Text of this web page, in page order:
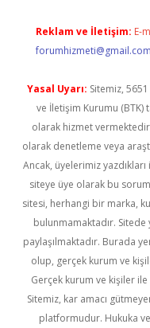
Reklam ve İletişim: E-
forumhizmeti@gmail.com
Yasal Uyarı: Sitemiz,
ve İletişim Kurumu (BTK)
olarak hizmet
olarak denetleme veya
Ancak, üyelerimiz
siteye üye olarak bu
sitesi, herhangi bir marka,
bulunmamaktadır. Sitede
paylaşılmaktadır. Burada
olup, gerçek kurum ve
Gerçek kurum ve kişiler
Sitemiz, kar amacı
platformudur. Hukuka